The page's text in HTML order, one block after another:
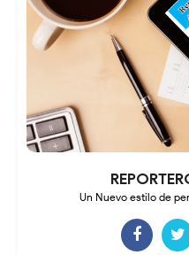
Un Nuevo estilo de